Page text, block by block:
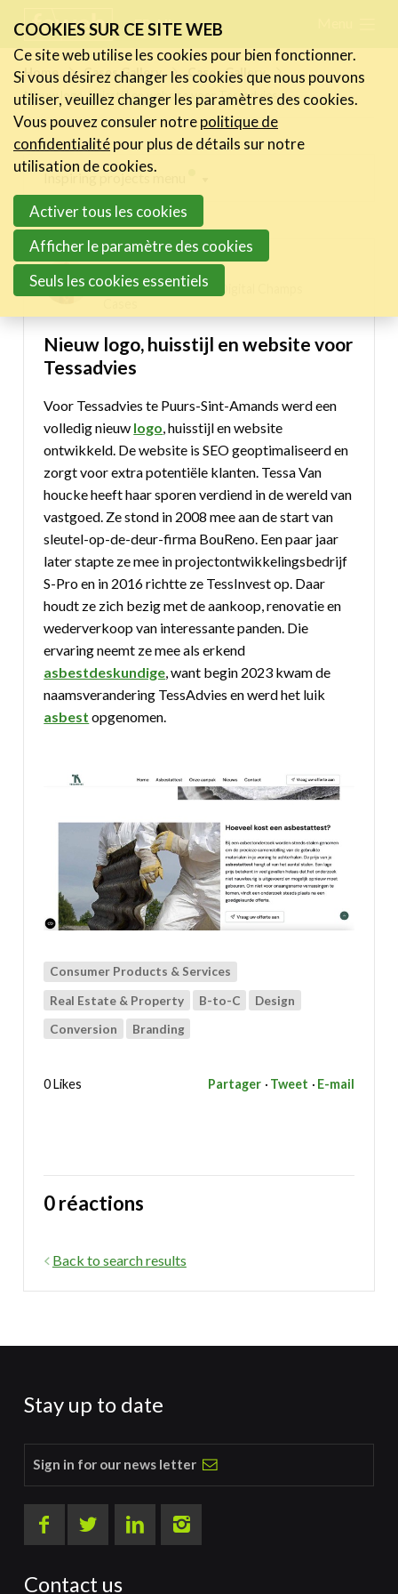
links
Jump
to
navigation
Jump
main
content
FR NL
Home Cases Gallery
Cases Gallery
Nieuw logo, huisstijl en website voor Tessadvies
Digital Champs Cases
Frederic Desauw
18/01/2024 11:00 in
Nieuw logo, huisstijl en website voor
Tessadvies
Voor Tessadvies te Puurs-Sint-Amands werd een
volledig nieuw logo, huisstijl en website
ontwikkeld. De website is SEO geoptimaliseerd en
zorgt voor extra potentiële klanten. Tessa Van
houcke heeft haar sporen verdiend in de wereld van
vastgoed. Ze stond in 2008 mee aan de start van
sleutel-op-de-deur-firma BouReno. Een paar jaar
later stapte ze mee in projectontwikkelingsbedrijf
S-Pro en in 2016 richtte ze TessInvest op. Daar
houdt ze zich bezig met de aankoop, renovatie en
wederverkoop van interessante panden. Die
ervaring neemt ze mee als erkend
asbestdeskundige, want begin 2023 kwam de
naamsverandering TessAdvies en werd het luik
asbest opgenomen.
Consumer Products & Services
Real Estate & Property B-to-C Design
Conversion Branding
0 Likes Partager Tweet E-mail
0 réactions
Back to search results
Stay up to date
Sign in for our news letter
Contact us
Actualités
Activités
Cases Gallery
Le Toolbox
Annuaire prestataires
A propos
Become a member Account
COOKIES SUR CE SITE WEB
Ce site web utilise les cookies pour bien fonctionner.
Si vous désirez changer les cookies que nous pouvons
utiliser, veuillez changer les paramètres des cookies.
Vous pouvez consuler notrepolitique de
confidentialitépour plus de détails sur notre
utilisation de cookies.
Activer tous les cookies
Afficher le paramètre des cookies
Seuls les cookies essentiels